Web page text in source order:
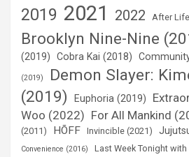
2019 2021 2022 After
Brooklyn Nine-Nine
(2019)
Cobra Kai (2018)
(2019)
Demon Slayer:
(2019)
Euphoria (2019)
Woo (2022) For All Mankind
(2011)
HÕFF Invincible (2021)
Convenience (2016)
Last Week Tonight